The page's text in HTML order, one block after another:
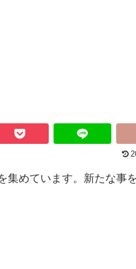
めています。新たな事